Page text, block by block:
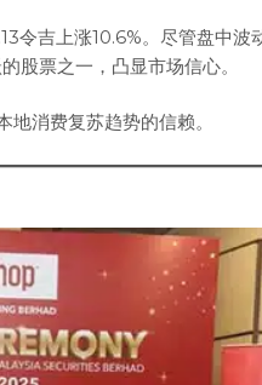
令吉上涨10.6%。尽管盘中波
股票之一，凸显市场信心。
消费复苏趋势的信赖。